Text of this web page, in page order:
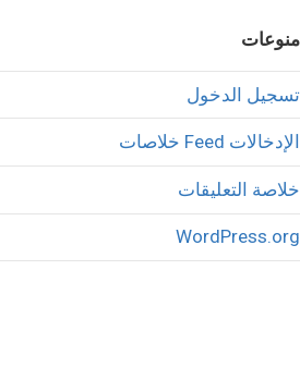
منوعات
تسجيل الدخول
خلاصات Feed الإدخالات
خلاصة التعليقات
WordPress.org